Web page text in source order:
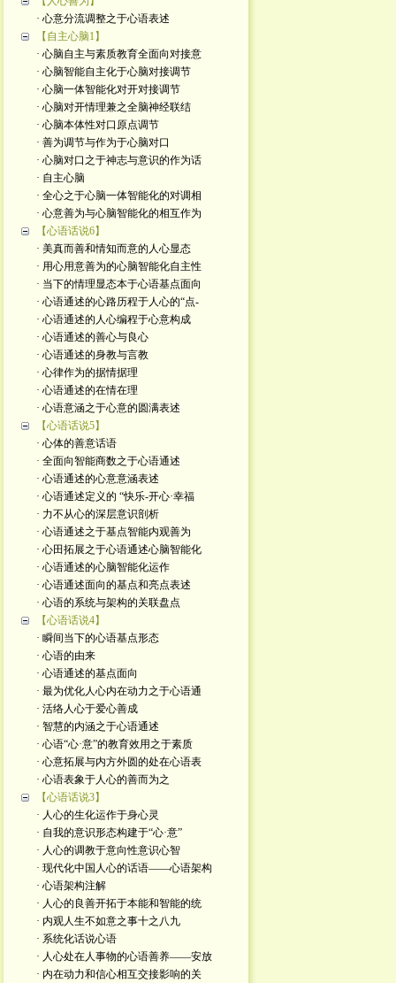
· 心意分流调整之于心语表述
【自主心脑1】
· 心脑自主与素质教育全面向对接意
· 心脑智能自主化于心脑对接调节
· 心脑一体智能化对开对接调节
· 心脑对开情理兼之全脑神经联结
· 心脑本体性对口原点调节
· 善为调节与作为于心脑对口
· 心脑对口之于神志与意识的作为话
· 自主心脑
· 全心之于心脑一体智能化的对调相
· 心意善为与心脑智能化的相互作为
【心语话说6】
· 美真而善和情知而意的人心显态
· 用心用意善为的心脑智能化自主性
· 当下的情理显态本于心语基点面向
· 心语通述的心路历程于人心的“点-
· 心语通述的人心编程于心意构成
· 心语通述的善心与良心
· 心语通述的身教与言教
· 心律作为的据情据理
· 心语通述的在情在理
· 心语意涵之于心意的圆满表述
【心语话说5】
· 心体的善意话语
· 全面向智能商数之于心语通述
· 心语通述的心意意涵表述
· 心语通述定义的 “快乐-开心·幸福
· 力不从心的深层意识剖析
· 心语通述之于基点智能内观善为
· 心田拓展之于心语通述心脑智能化
· 心语通述的心脑智能化运作
· 心语通述面向的基点和亮点表述
· 心语的系统与架构的关联盘点
【心语话说4】
· 瞬间当下的心语基点形态
· 心语的由来
· 心语通述的基点面向
· 最为优化人心内在动力之于心语通
· 活络人心于爱心善成
· 智慧的内涵之于心语通述
· 心语“心·意”的教育效用之于素质
· 心意拓展与内方外圆的处在心语表
· 心语表象于人心的善而为之
【心语话说3】
· 人心的生化运作于身心灵
· 自我的意识形态构建于“心·意”
· 人心的调教于意向性意识心智
· 现代化中国人心的话语——心语架构
· 心语架构注解
· 人心的良善开拓于本能和智能的统
· 内观人生不如意之事十之八九
· 系统化话说心语
· 人心处在人事物的心语善养——安放
· 内在动力和信心相互交接影响的关